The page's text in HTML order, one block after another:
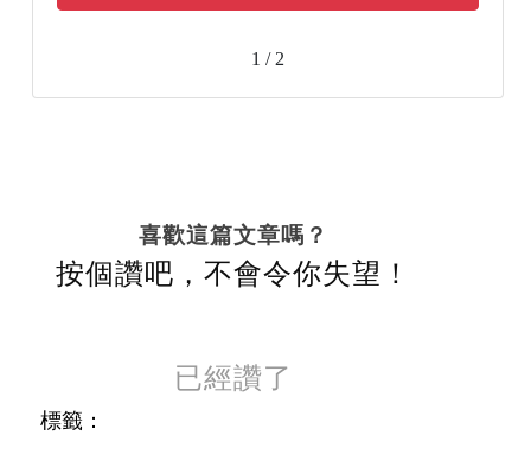
1 / 2
喜歡這篇文章嗎？
按個讚吧，不會令你失望！
已經讚了
標籤：